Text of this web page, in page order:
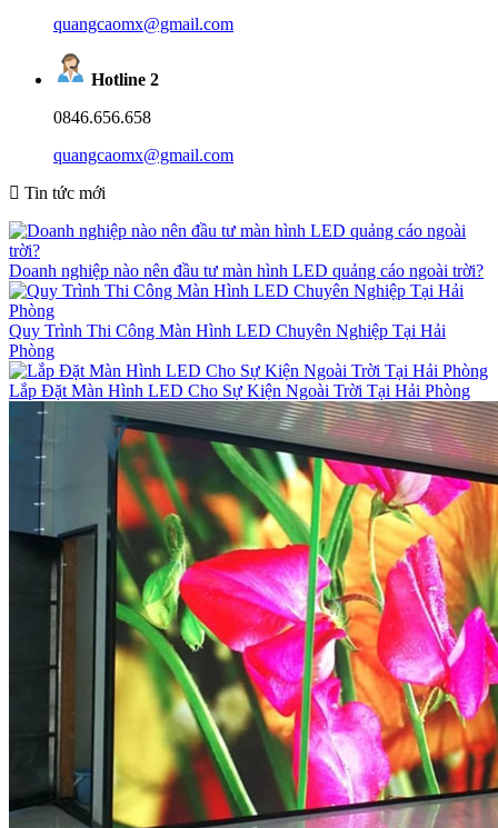
quangcaomx@gmail.com
Hotline 2
0846.656.658
quangcaomx@gmail.com
Tin tức mới
Doanh nghiệp nào nên đầu tư màn hình LED quảng cáo ngoài trời?
Quy Trình Thi Công Màn Hình LED Chuyên Nghiệp Tại Hải
Phòng
Lắp Đặt Màn Hình LED Cho Sự Kiện Ngoài Trời Tại Hải Phòng